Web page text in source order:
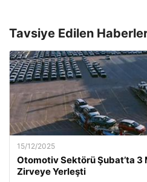
Tavsiye Edilen
15/12/2025
Otomotiv Sektörü Şubat’ta
Zirveye Yerleşti